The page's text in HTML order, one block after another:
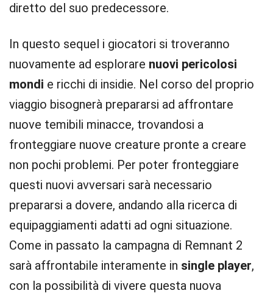
diretto del suo predecessore.
In questo sequel i giocatori si troveranno
nuovamente ad esplorare nuovi pericolosi
mondi e ricchi di insidie. Nel corso del proprio
viaggio bisognerà prepararsi ad affrontare
nuove temibili minacce, trovandosi a
fronteggiare nuove creature pronte a creare
non pochi problemi. Per poter fronteggiare
questi nuovi avversari sarà necessario
prepararsi a dovere, andando alla ricerca di
equipaggiamenti adatti ad ogni situazione.
Come in passato la campagna di Remnant 2
sarà affrontabile interamente in single player,
con la possibilità di vivere questa nuova